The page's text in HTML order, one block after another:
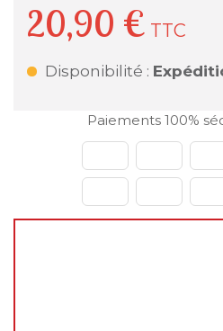
20,90 € TTC
Disponibilité :
Paiements 100%